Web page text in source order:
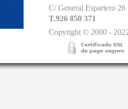
C/ General Espartero
T.926 850 371
Copyright © 2000 -